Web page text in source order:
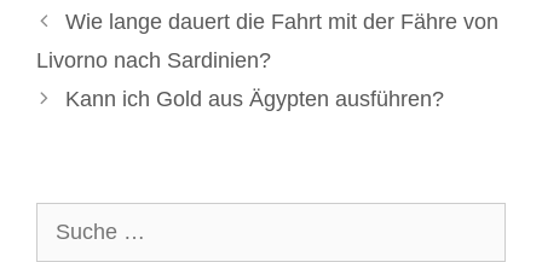
Wie lange dauert die Fahrt mit der Fähre von
Livorno nach Sardinien?
Kann ich Gold aus Ägypten ausführen?
nach: